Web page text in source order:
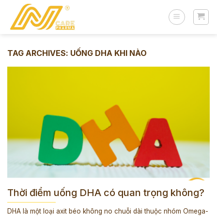
content
TAG ARCHIVES: UỐNG DHA KHI NÀO
Thời điểm uống DHA có quan trọng không?
DHA là một loại axit béo không no chuỗi dài thuộc nhóm Omega-